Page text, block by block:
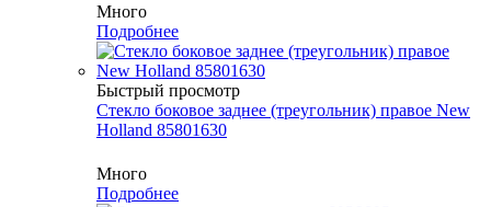
Много
Подробнее
Быстрый просмотр
Стекло боковое заднее (треугольник) правое New
Holland 85801630
Много
Подробнее